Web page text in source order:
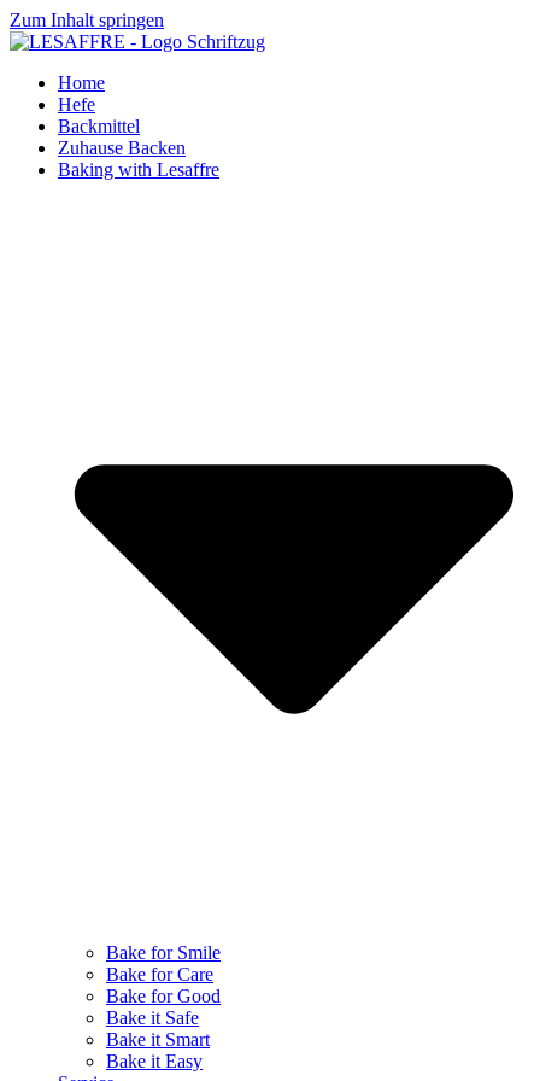
Zum Inhalt springen
Home
Hefe
Backmittel
Zuhause Backen
Baking with Lesaffre
Bake for Smile
Bake for Care
Bake for Good
Bake it Safe
Bake it Smart
Bake it Easy